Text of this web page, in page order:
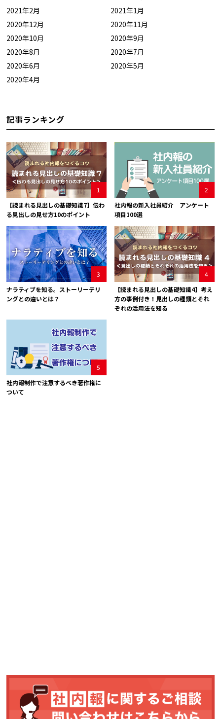
2021年2月
2021年1月
2020年12月
2020年11月
2020年10月
2020年9月
2020年8月
2020年7月
2020年6月
2020年5月
2020年4月
記事ランキング
1
【読まれる見出しの基礎知識7】伝わ
る見出しの見せ方10のポイント
2
社内報の新入社員紹介 アンケート
項目100選
3
ナラティブを知る。ストーリーテリ
ングとの違いとは？
4
【読まれる見出しの基礎知識4】考え
方の事例付き！見出しの種類とそれ
ぞれの活用法を知る
5
社内報制作で注意するべき著作権に
ついて